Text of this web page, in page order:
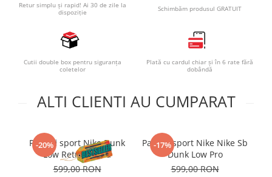
Retur simplu și rapid! Ai 30 de zile la
dispoziție
Schimbăm produsul GRATUIT
Cutii double box pentru siguranța
coletelor
Plată cu cardul chiar și în 6 rate fără
dobândă
ALTI CLIENTI AU CUMPARAT
-20%
Pantofi sport Nike Dunk
Low Retro Panda
599,00 RON
-17%
Pantofi sport Nike Nike Sb
Dunk Low Pro
599,00 RON